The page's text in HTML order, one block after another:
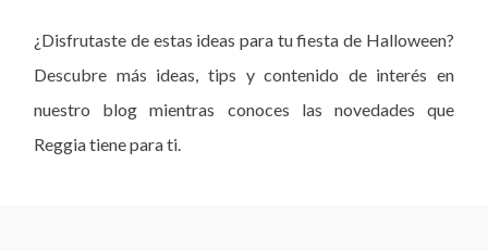
¿Disfrutaste de estas ideas para tu fiesta de Halloween?
Descubre más ideas, tips y contenido de interés en
nuestro blog mientras conoces las novedades que
Reggia tiene para ti.